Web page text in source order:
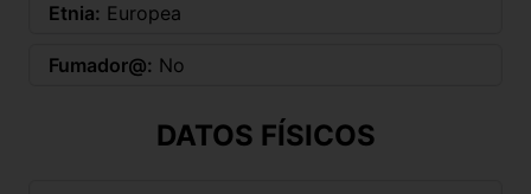
Etnia: Europea
Fumador@: No
DATOS FÍSICOS